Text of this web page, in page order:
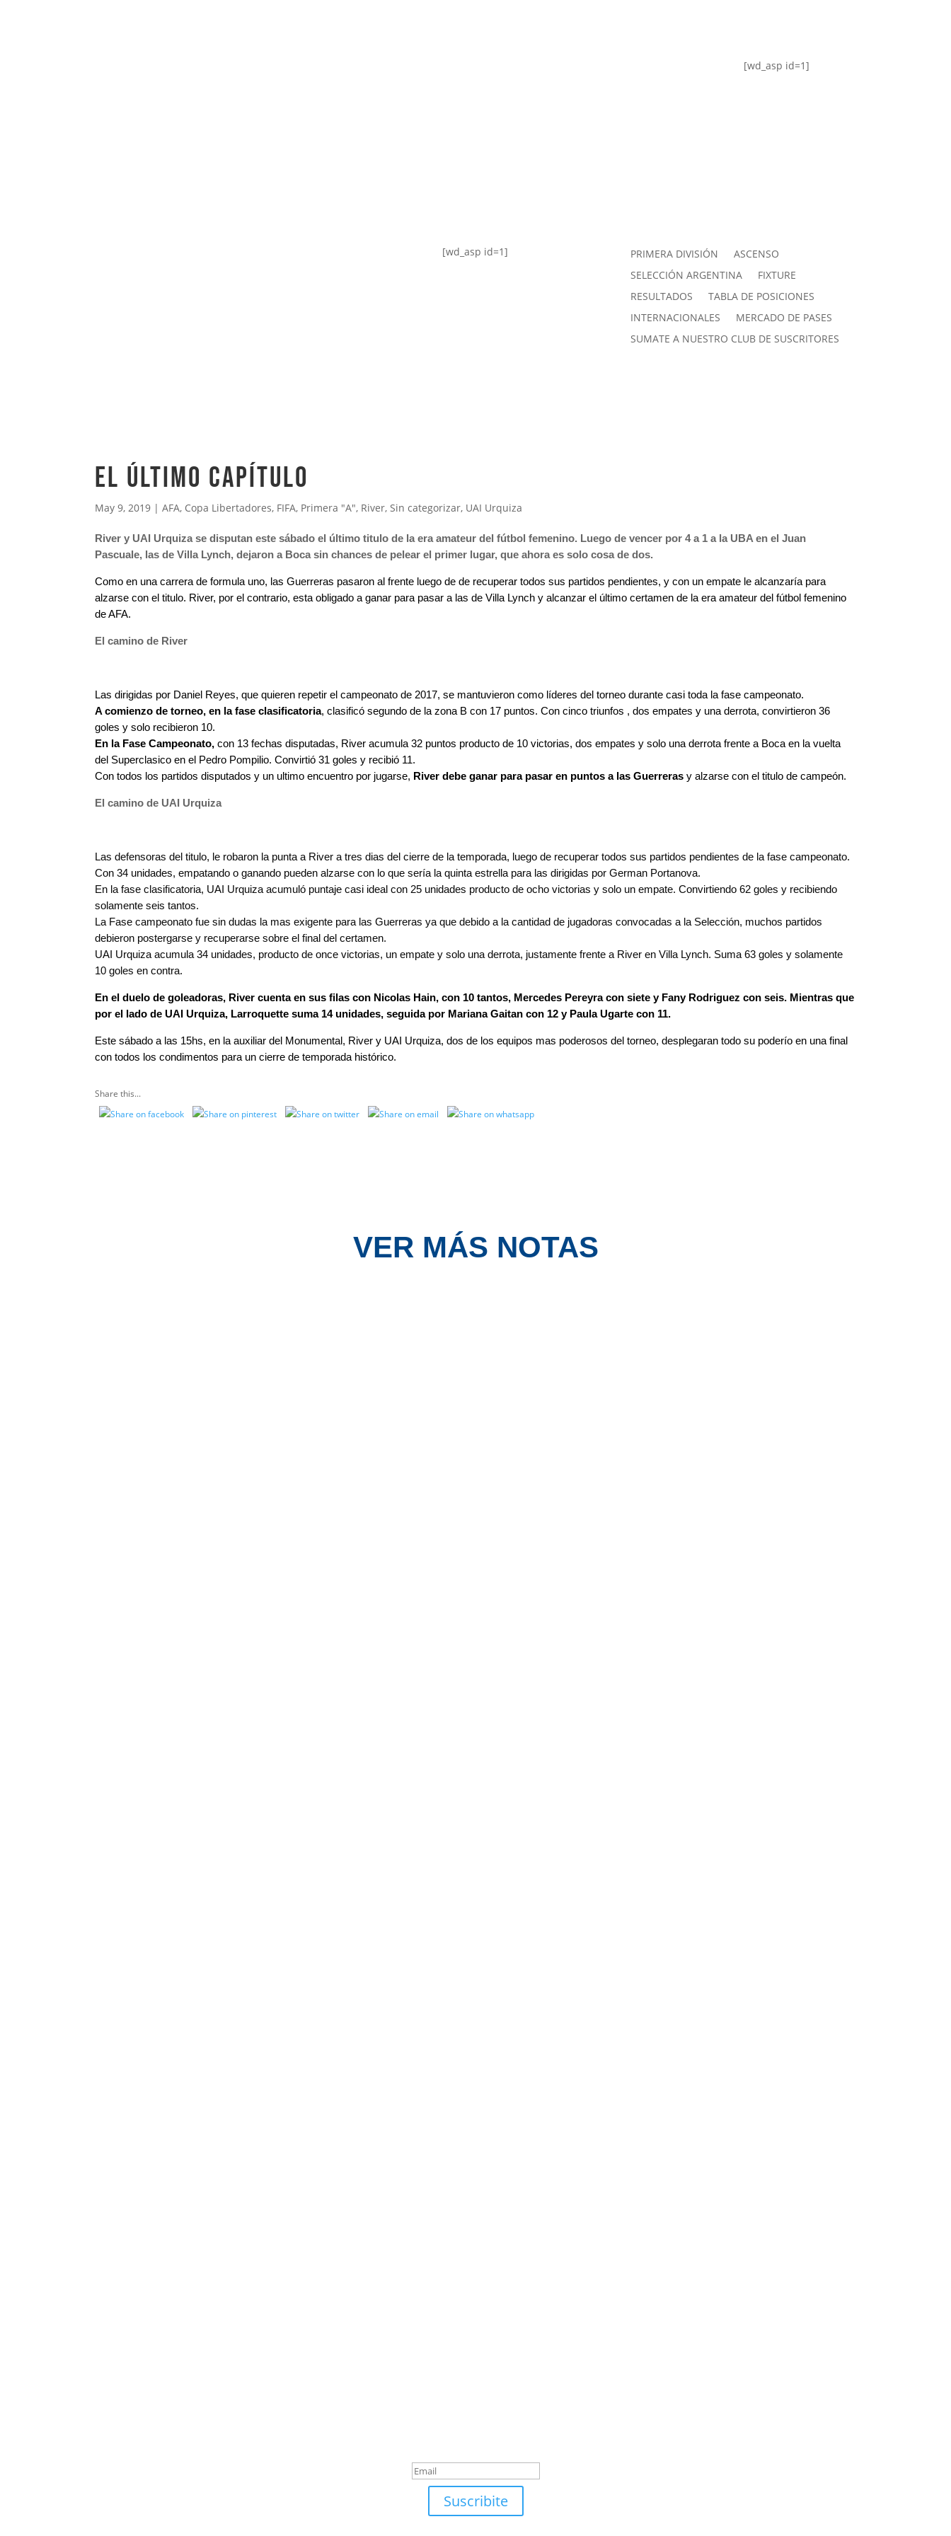
[wd_asp id=1]
[wd_asp id=1] PRIMERA DIVISIÓN
ASCENSO
SELECCIÓN ARGENTINA
FIXTURE
RESULTADOS
TABLA DE POSICIONES
INTERNACIONALES
MERCADO DE PASES
SUMATE A NUESTRO CLUB DE SUSCRITORES
El último capítulo
May 9, 2019 |AFA, Copa Libertadores, FIFA, Primera "A", River, Sin categorizar, UAI Urquiza
River y UAI Urquiza se disputan este sábado el último titulo de la era amateur del fútbol femenino. Luego de vencer por 4 a 1 a la UBA en el Juan
Pascuale, las de Villa Lynch, dejaron a Boca sin chances de pelear el primer lugar, que ahora es solo cosa de dos.
Como en una carrera de formula uno, las Guerreras pasaron al frente luego de de recuperar todos sus partidos pendientes, y con un empate le alcanzaría para
alzarse con el titulo. River, por el contrario, esta obligado a ganar para pasar a las de Villa Lynch y alcanzar el último certamen de la era amateur del fútbol femenino
de AFA.
El camino de River
Las dirigidas por Daniel Reyes, que quieren repetir el campeonato de 2017, se mantuvieron como líderes del torneo durante casi toda la fase campeonato.
A comienzo de torneo, en la fase clasificatoria, clasificó segundo de la zona B con 17 puntos. Con cinco triunfos , dos empates y una derrota, convirtieron 36
goles y solo recibieron 10.
En la Fase Campeonato,con 13 fechas disputadas, River acumula 32 puntos producto de 10 victorias, dos empates y solo una derrota frente a Boca en la vuelta
del Superclasico en el Pedro Pompilio. Convirtió 31 goles y recibió 11.
Con todos los partidos disputados y un ultimo encuentro por jugarse, River debe ganar para pasar en puntos a las Guerreras y alzarse con el titulo de campeón.
El camino de UAI Urquiza
Las defensoras del titulo, le robaron la punta a River a tres dias del cierre de la temporada, luego de recuperar todos sus partidos pendientes de la fase campeonato.
Con 34 unidades, empatando o ganando pueden alzarse con lo que sería la quinta estrella para las dirigidas por German Portanova.
En la fase clasificatoria, UAI Urquiza acumuló puntaje casi ideal con 25 unidades producto de ocho victorias y solo un empate. Convirtiendo 62 goles y recibiendo
solamente seis tantos.
La Fase campeonato fue sin dudas la mas exigente para las Guerreras ya que debido a la cantidad de jugadoras convocadas a la Selección, muchos partidos
debieron postergarse y recuperarse sobre el final del certamen.
UAI Urquiza acumula 34 unidades, producto de once victorias, un empate y solo una derrota, justamente frente a River en Villa Lynch. Suma 63 goles y solamente
10 goles en contra.
En el duelo de goleadoras, River cuenta en sus filas con Nicolas Hain, con 10 tantos, Mercedes Pereyra con siete y Fany Rodriguez con seis. Mientras que
por el lado de UAI Urquiza, Larroquette suma 14 unidades, seguida por Mariana Gaitan con 12 y Paula Ugarte con 11.
Este sábado a las 15hs, en la auxiliar del Monumental, River y UAI Urquiza, dos de los equipos mas poderosos del torneo, desplegaran todo su poderío en una final
con todos los condimentos para un cierre de temporada histórico.
Share this...
VER MÁS NOTAS
Suscribite